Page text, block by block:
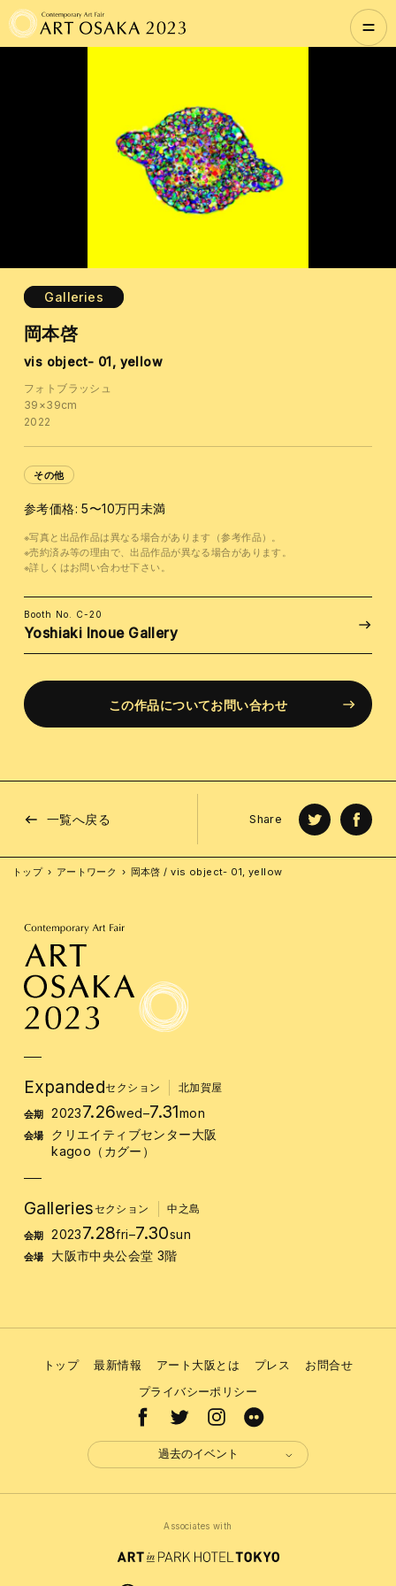
Galleries
岡本啓
vis object- 01, yellow
フォトブラッシュ
39×39cm
2022
その他
参考価格: 5〜10万円未満
※写真と出品作品は異なる場合があります（参考作品）。
※売約済み等の理由で、出品作品が異なる場合があります。
※詳しくはお問い合わせ下さい。
Booth No. C-20
Yoshiaki Inoue Gallery
この作品についてお問い合わせ
一覧へ戻る Share
トップ アートワーク 岡本啓 / vis object- 01, yellow
Expandedセクション 北加賀屋
会期 20237.26wed–7.31mon
会場
クリエイティブセンター大阪
kagoo（カグー）
Galleriesセクション 中之島
会期 20237.28fri–7.30sun
会場 大阪市中央公会堂 3階
トップ 最新情報 アート大阪とは プレス
お問合せ
プライバシーポリシー
過去のイベント
Associates with